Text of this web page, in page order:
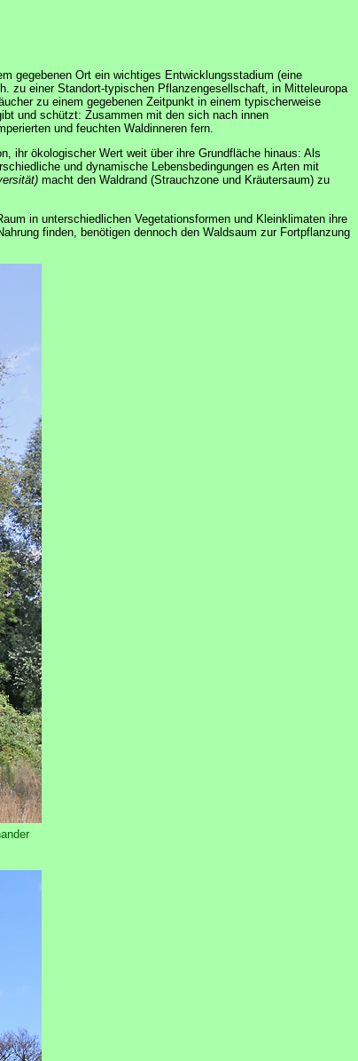
gegebenen Ort ein wichtiges Entwicklungsstadium (eine
zu einer Standort-typischen Pflanzengesellschaft, in Mitteleuropa
zu einem gegebenen Zeitpunkt in einem typischerweise
und schützt: Zusammen mit den sich nach innen
und feuchten Waldinneren fern.
ihr ökologischer Wert weit über ihre Grundfläche hinaus: Als
und dynamische Lebensbedingungen es Arten mit
macht den Waldrand (Strauchzone und Kräutersaum) zu
in unterschiedlichen Vegetationsformen und Kleinklimaten ihre
finden, benötigen dennoch den Waldsaum zur Fortpflanzung